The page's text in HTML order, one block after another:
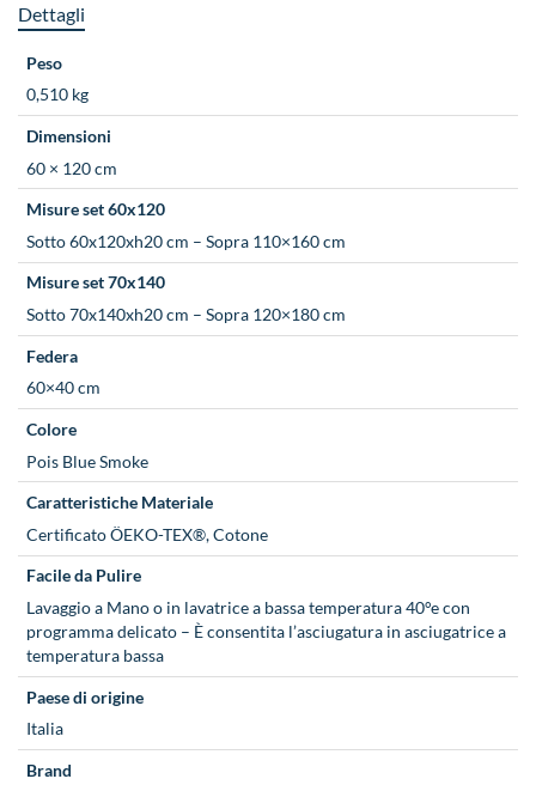
Dettagli
Peso
0,510 kg
Dimensioni
60 × 120 cm
Misure set 60x120
Sotto 60x120xh20 cm – Sopra 110×160 cm
Misure set 70x140
Sotto 70x140xh20 cm – Sopra 120×180 cm
Federa
60×40 cm
Colore
Pois Blue Smoke
Caratteristiche Materiale
Certificato ÖEKO-TEX®, Cotone
Facile da Pulire
Lavaggio a Mano o in lavatrice a bassa temperatura 40°e con
programma delicato – È consentita l’asciugatura in asciugatrice a
temperatura bassa
Paese di origine
Italia
Brand